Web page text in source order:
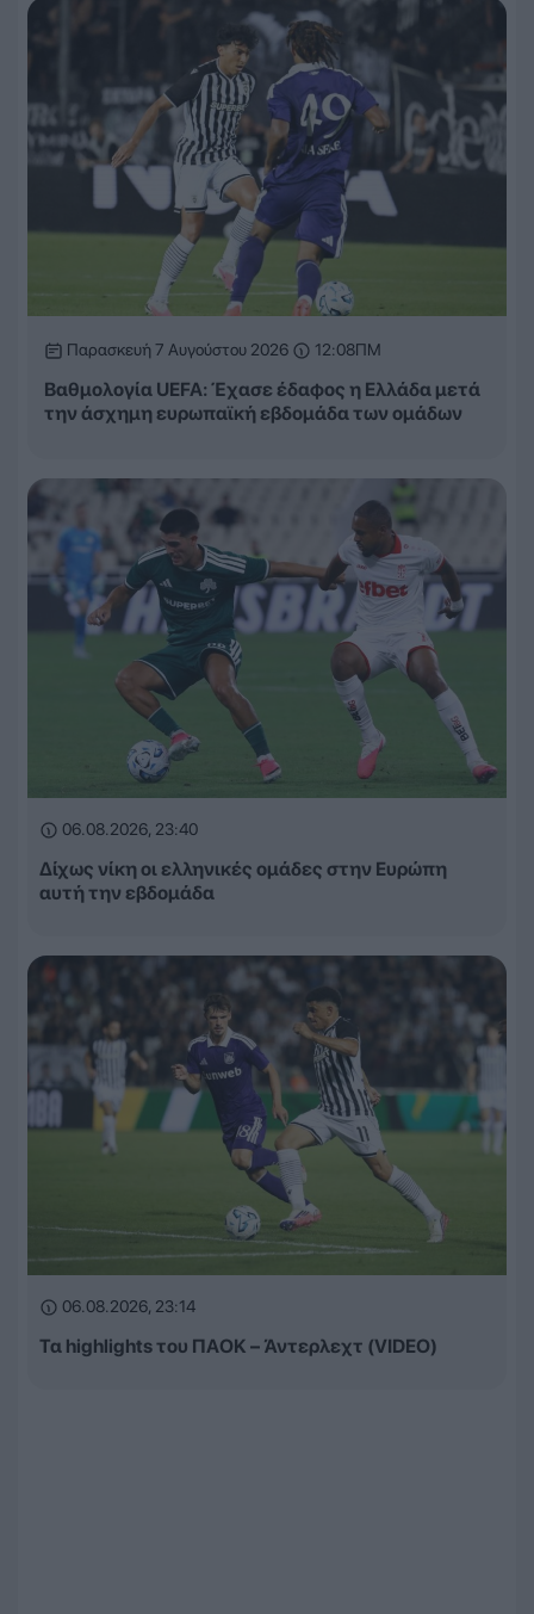
Παρασκευή 7 Αυγούστου 2026 12:08ΠΜ
Βαθμολογία UEFA: Έχασε έδαφος η Ελλάδα μετά
την άσχημη ευρωπαϊκή εβδομάδα των ομάδων
06.08.2026, 23:40
Δίχως νίκη οι ελληνικές ομάδες στην Ευρώπη
αυτή την εβδομάδα
06.08.2026, 23:14
Τα highlights του ΠΑΟΚ – Άντερλεχτ (VIDEO)